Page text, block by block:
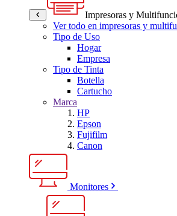
Impresoras y
Ver todo en impresoras y
Tipo de Uso
Hogar
Empresa
Tipo de Tinta
Botella
Cartucho
Marca
HP
Epson
Fujifilm
Canon
Monitores